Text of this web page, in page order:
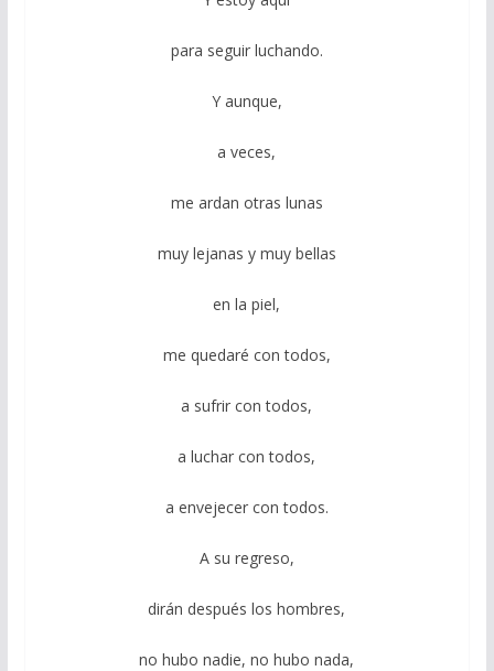
para seguir luchando.
Y aunque,
a veces,
me ardan otras lunas
muy lejanas y muy bellas
en la piel,
me quedaré con todos,
a sufrir con todos,
a luchar con todos,
a envejecer con todos.
A su regreso,
dirán después los hombres,
no hubo nadie, no hubo nada,